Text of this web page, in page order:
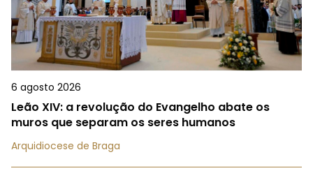
6 agosto 2026
Leão XIV: a revolução do Evangelho abate os
muros que separam os seres humanos
Arquidiocese de Braga